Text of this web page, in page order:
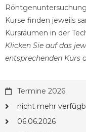
Kurse finden jeweils
Kursräumen in der
Klicken Sie auf das
entsprechenden Kurs
Termine 2026
nicht mehr
06.06.2026